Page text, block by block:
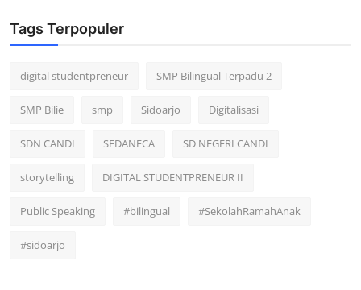
Tags Terpopuler
digital studentpreneur SMP Bilingual Terpadu 2
SMP Bilie smp Sidoarjo Digitalisasi
SDN CANDI SEDANECA SD NEGERI CANDI
storytelling DIGITAL STUDENTPRENEUR II
Public Speaking #bilingual #SekolahRamahAnak
#sidoarjo